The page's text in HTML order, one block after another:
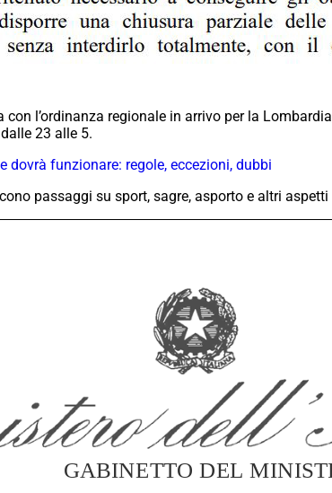
l’ordinanza regionale in arrivo per la
23 alle 5.
funzionare: regole, eccezioni, dubbi
passaggi su sport, sagre, asporto e altri